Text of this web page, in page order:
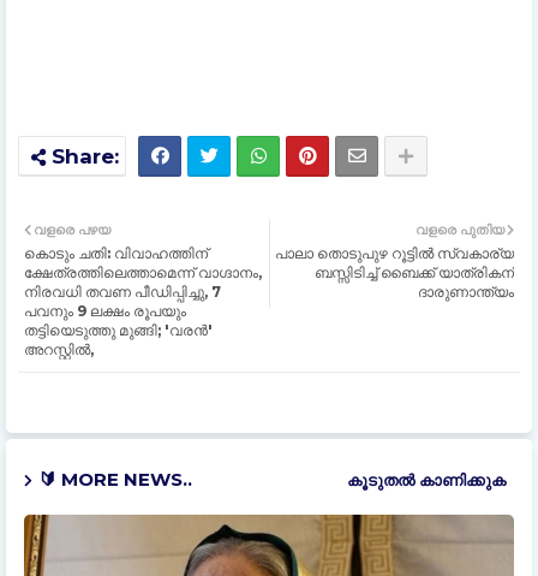
വളരെ പുതിയ
പാലാ തൊടുപുഴ റൂട്ടിൽ സ്വകാര്യ
ബസ്സിടിച്ച് ബൈക്ക് യാത്രികന്
ദാരുണാന്ത്യം
വളരെ പഴയ
കൊടും ചതി: വിവാഹത്തിന്
ക്ഷേത്രത്തിലെത്താമെന്ന് വാ​ഗ്ദാനം,
നിരവധി തവണ പീഡിപ്പിച്ചു, 7
പവനും 9 ലക്ഷം രൂപയും
തട്ടിയെടുത്തു മുങ്ങി; 'വരൻ'
അറസ്റ്റിൽ,
🔰 MORE NEWS.. കൂടുതൽ‍ കാണിക്കുക